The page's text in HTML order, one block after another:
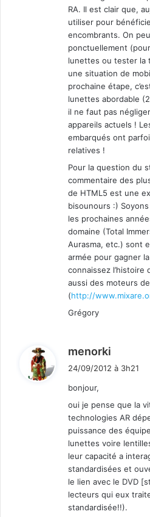
RA. Il est clair que,
utiliser pour
encombrants. On
ponctuellement
lunettes ou tester la
une situation de
prochaine étape,
lunettes abordable
il ne faut pas
appareils actuels !
embarqués ont
relatives !
Pour la question du
commentaire des
de HTML5 est une
bisounours :)
les prochaines
domaine (Total
Aurasma, etc.) sont
armée pour gagner
connaissez l’histoire
aussi des moteurs
(http://
Grégory
menorki
:
24/09/2012 à 3h21
bonjour,
oui je pense que la
technologies AR
puissance des
lunettes voire
leur capacité a
standardisées et
le lien avec le DVD
lecteurs qui eux
standardisée!!).